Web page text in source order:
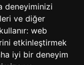
deneyiminizi
ve diğer
web
etkinleştirmek
iyi bir deneyim
vasıta, iş ilanları,
platformu,
tüm içerik, görüş ve
ile ilgili